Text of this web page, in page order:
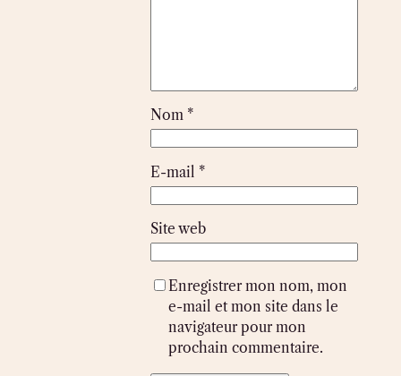
Nom *
E-mail *
Site web
Enregistrer mon nom, mon
e-mail et mon site dans le
navigateur pour mon
prochain commentaire.